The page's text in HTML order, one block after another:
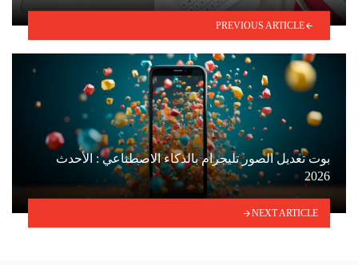
PREVIOUS ARTICLE
بوت تعديل الصور تليجرام بالذكاء الاصطناعي : الأحدث
2026
NEXT ARTICLE